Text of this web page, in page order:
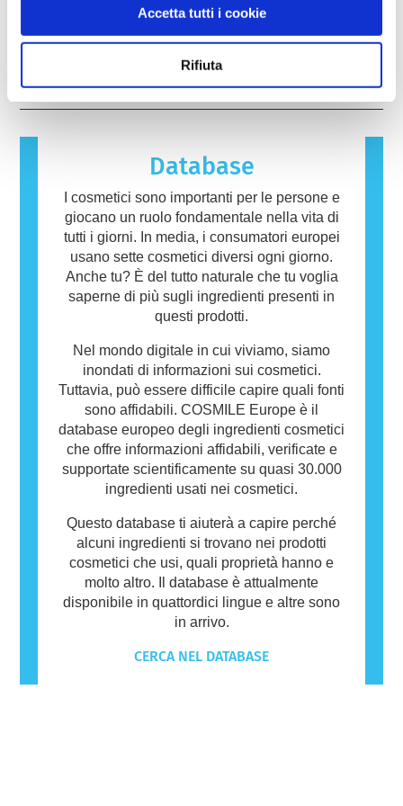
Accetta tutti i cookie
Rifiuta
qualificati, che le aziende sono obbligate per
legge a effettuare, coprono tutti i potenziali
rischi, inclusa la potenziale interferenza con il
animali per valutare la sicurezza degli
possono potenzialmente provocare una
reazione allergica. Una reazione allergica si
verifica quando il sistema immunitario di una
Cosmetici e prodotti per la cura della persona
possono contenere ingredienti che potrebbero
risultare allergenici per alcune persone. Ciò
non significa che il prodotto non sia sicuro da
utilizzare per gli altri.
Database
I cosmetici sono importanti per le persone e
giocano un ruolo fondamentale nella vita di
tutti i giorni. In media, i consumatori europei
usano sette cosmetici diversi ogni giorno.
Anche tu? È del tutto naturale che tu voglia
saperne di più sugli ingredienti presenti in
questi prodotti.
Nel mondo digitale in cui viviamo, siamo
inondati di informazioni sui cosmetici.
Tuttavia, può essere difficile capire quali fonti
sono affidabili. COSMILE Europe è il
database europeo degli ingredienti cosmetici
che offre informazioni affidabili, verificate e
supportate scientificamente su quasi 30.000
ingredienti usati nei cosmetici.
Questo database ti aiuterà a capire perché
alcuni ingredienti si trovano nei prodotti
cosmetici che usi, quali proprietà hanno e
molto altro. Il database è attualmente
disponibile in quattordici lingue e altre sono
in arrivo.
CERCA NEL DATABASE